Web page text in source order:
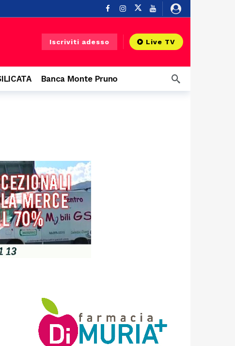
su un balcone
Iscriviti adesso Live TV
Banca Monte Pruno